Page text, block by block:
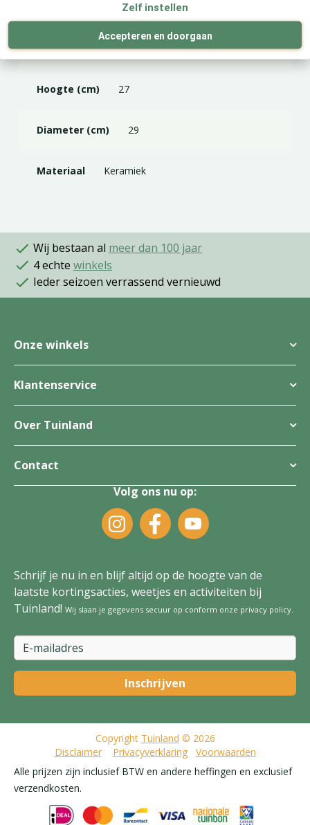
Zelf instellen
Accepteren en doorgaan
Kleur Goud
Hoogte (cm) 27
Diameter (cm) 29
Materiaal Keramiek
Wij bestaan al meer dan 100 jaar
4 echte winkels
Ieder seizoen verrassend vernieuwd
Onze winkels
Klantenservice
Over Tuinland
Contact
Volg ons nu op:
Schrijf je nu in en blijf altijd op de hoogte van de
laatste kortingsacties, weetjes en activiteiten bij
Tuinland! Wij slaan je gegevens secuur op conform onze privacy policy.
Copyright Tuinland © 2026
Disclaimer
Privacyverklaring
Voorwaarden
Alle prijzen zijn inclusief BTW en andere heffingen en exclusief
verzendkosten.